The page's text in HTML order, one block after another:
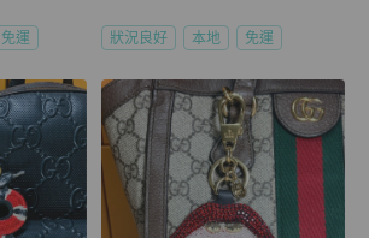
免運 狀況良好 本地 免運